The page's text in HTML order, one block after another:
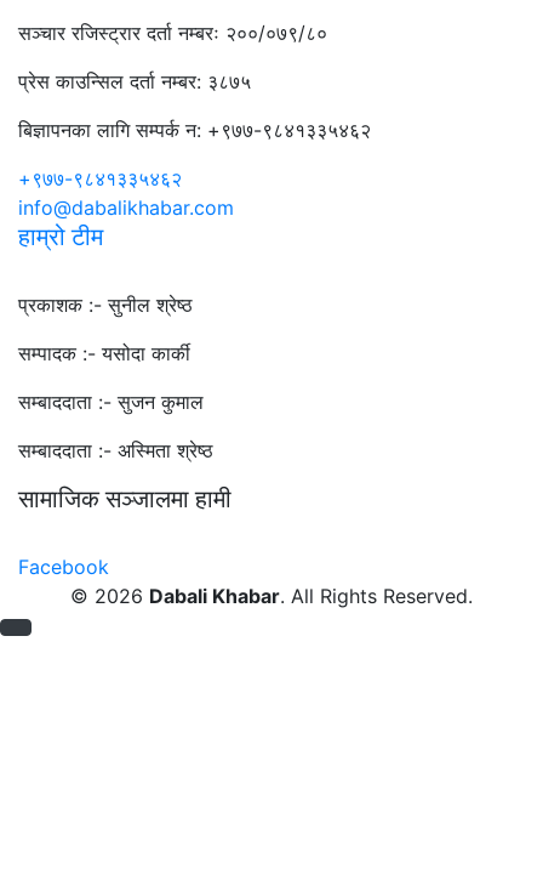
सञ्चार रजिस्ट्रार दर्ता नम्बरः २००/०७९/८०
प्रेस काउन्सिल दर्ता नम्बर: ३८७५
बिज्ञापनका लागि सम्पर्क न: +९७७-९८४१३३५४६२
+९७७-९८४१३३५४६२
info@dabalikhabar.com
हाम्रो टीम
प्रकाशक :-सुनील श्रेष्ठ
सम्पादक :-यसोदा कार्की
सम्बाददाता :-सुजन कुमाल
सम्बाददाता :- अस्मिता श्रेष्ठ
सामाजिक सञ्जालमा हामी
Facebook
© 2026 Dabali Khabar. All Rights Reserved.